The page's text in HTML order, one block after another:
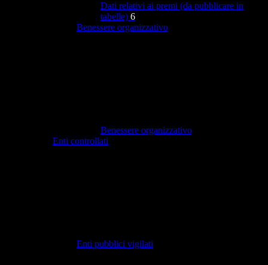
Dati relativi ai premi (da pubblicare in
tabelle) 6
Benessere organizzativo
Benessere organizzativo
Enti controllati
Enti pubblici vigilati